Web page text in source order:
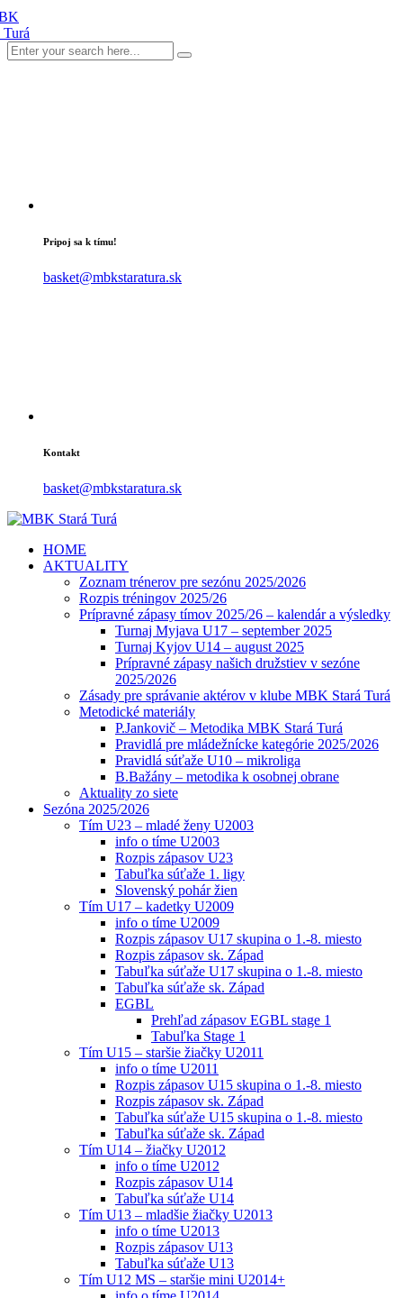
Pripoj sa k tímu!
basket@mbkstaratura.sk
Kontakt
basket@mbkstaratura.sk
HOME
AKTUALITY
Zoznam trénerov pre sezónu 2025/2026
Rozpis tréningov 2025/26
Prípravné zápasy tímov 2025/26 – kalendár a výsledky
Turnaj Myjava U17 – september 2025
Turnaj Kyjov U14 – august 2025
Prípravné zápasy našich družstiev v sezóne
2025/2026
Zásady pre správanie aktérov v klube MBK Stará Turá
Metodické materiály
P.Jankovič – Metodika MBK Stará Turá
Pravidlá pre mládežnícke kategórie 2025/2026
Pravidlá súťaže U10 – mikroliga
B.Bažány – metodika k osobnej obrane
Aktuality zo siete
Sezóna 2025/2026
Tím U23 – mladé ženy U2003
info o tíme U2003
Rozpis zápasov U23
Tabuľka súťaže 1. ligy
Slovenský pohár žien
Tím U17 – kadetky U2009
info o tíme U2009
Rozpis zápasov U17 skupina o 1.-8. miesto
Rozpis zápasov sk. Západ
Tabuľka súťaže U17 skupina o 1.-8. miesto
Tabuľka súťaže sk. Západ
EGBL
Prehľad zápasov EGBL stage 1
Tabuľka Stage 1
Tím U15 – staršie žiačky U2011
info o tíme U2011
Rozpis zápasov U15 skupina o 1.-8. miesto
Rozpis zápasov sk. Západ
Tabuľka súťaže U15 skupina o 1.-8. miesto
Tabuľka súťaže sk. Západ
Tím U14 – žiačky U2012
info o tíme U2012
Rozpis zápasov U14
Tabuľka súťaže U14
Tím U13 – mladšie žiačky U2013
info o tíme U2013
Rozpis zápasov U13
Tabuľka súťaže U13
Tím U12 MS – staršie mini U2014+